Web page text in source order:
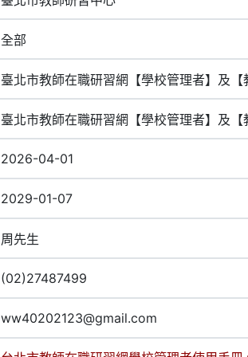
全部
臺北市教師在職研習網【學校管理者】及
臺北市教師在職研習網【學校管理者】及
2026-04-01
2029-01-07
周先生
(02)27487499
ww40202123@gmail.com